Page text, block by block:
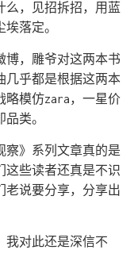
么，见招拆招，用蓝
落定。
博，雕爷对这两本书
几乎都是根据这两本
略模仿zara，一星价
类。
察》系列文章真的是
这些读者还真是不识
老说要分享，分享出
我对此还是深信不